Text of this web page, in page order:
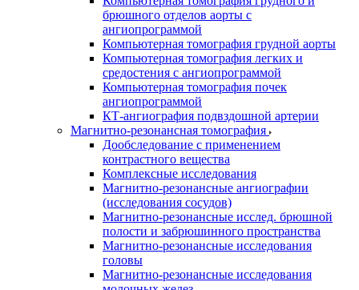
брюшного отделов аорты с
ангиопрограммой
Компьютерная томография грудной аорты
Компьютерная томография легких и
средостения с ангиопрограммой
Компьютерная томография почек
ангиопрограммой
КТ-ангиография подвздошной артерии
Магнитно-резонансная томография
Дообследование с применением
контрастного вещества
Комплексные исследования
Магнитно-резонансные ангиографии
(исследования сосудов)
Магнитно-резонансные исслед. брюшной
полости и забрюшинного пространства
Магнитно-резонансные исследования
головы
Магнитно-резонансные исследования